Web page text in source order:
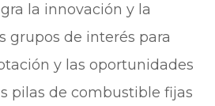
la innovación y la
grupos de interés para
y las oportunidades
pilas de combustible fijas